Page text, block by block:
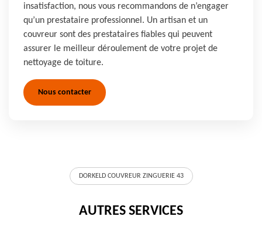
insatisfaction, nous vous recommandons de n’engager
qu’un prestataire professionnel. Un artisan et un
couvreur sont des prestataires fiables qui peuvent
assurer le meilleur déroulement de votre projet de
nettoyage de toiture.
Nous contacter
DORKELD COUVREUR ZINGUERIE 43
AUTRES SERVICES